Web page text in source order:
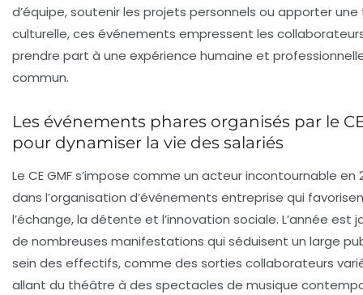
d’équipe, soutenir les projets personnels ou apporter
culturelle, ces événements empressent les
prendre part à une expérience humaine et
commun.
Les événements phares organisés par le
pour dynamiser la vie des salariés
Le CE GMF s’impose comme un acteur incontournable en
dans l’organisation d’événements entreprise qui
l’échange, la détente et l’innovation sociale. L’année est
de nombreuses manifestations qui séduisent un large
sein des effectifs, comme des sorties collaborateurs
allant du théâtre à des spectacles de musique